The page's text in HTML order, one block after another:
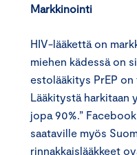
Markkinointi
HIV-lääkettä on
miehen kädessä on
estolääkitys PrEP
Lääkitystä harkitaan
jopa 90%.”
saataville myös
rinnakkaislääkkeet